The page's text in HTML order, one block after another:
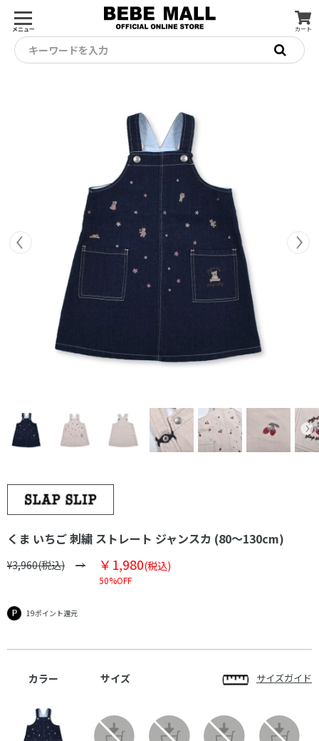
メニュー カート
キーワードを入力
くま いちご 刺繍 ストレート ジャンスカ (80～130cm)
¥3,960(税込) ￥1,980(税込)
50%OFF
19ポイント還元
カラー サイズ サイズガイド